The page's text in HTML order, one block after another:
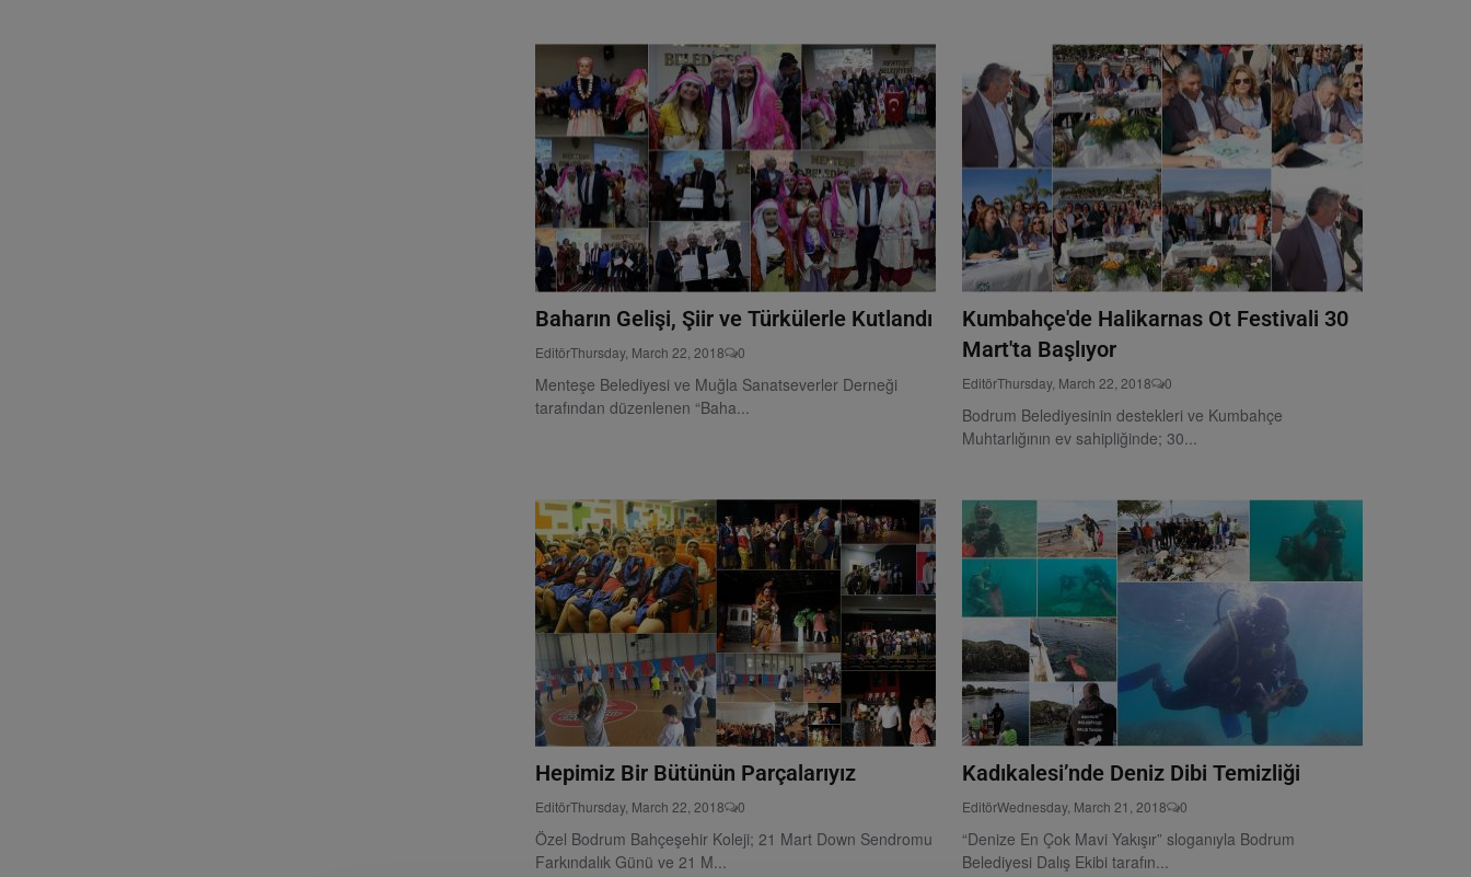
Baharın Gelişi, Şiir ve Türkülerle Kutlandı
EditörThursday, March 22, 2018 0
Menteşe Belediyesi ve Muğla Sanatseverler Derneği
tarafından düzenlenen “Baha...
Kumbahçe'de Halikarnas Ot Festivali 30
Mart'ta Başlıyor
EditörThursday, March 22, 2018 0
Bodrum Belediyesinin destekleri ve Kumbahçe
Muhtarlığının ev sahipliğinde; 30...
Hepimiz Bir Bütünün Parçalarıyız
EditörThursday, March 22, 2018 0
Özel Bodrum Bahçeşehir Koleji; 21 Mart Down Sendromu
Farkındalık Günü ve 21 M...
Kadıkalesi’nde Deniz Dibi Temizliği
EditörWednesday, March 21, 2018 0
“Denize En Çok Mavi Yakışır” sloganıyla Bodrum
Belediyesi Dalış Ekibi tarafın...